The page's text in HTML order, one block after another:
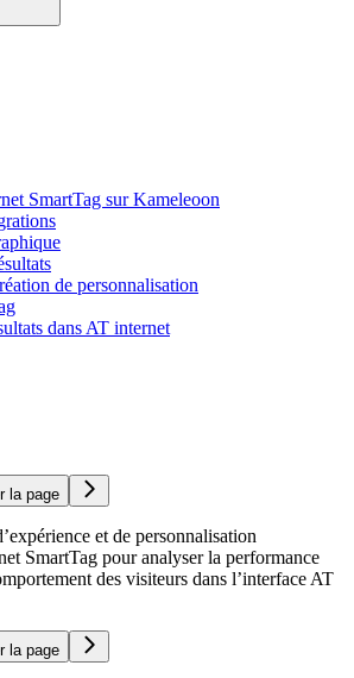
SmartTag sur Kameleoon
de personnalisation
dans AT internet
la page
et de personnalisation
SmartTag pour analyser la performance
des visiteurs dans l’interface AT
la page